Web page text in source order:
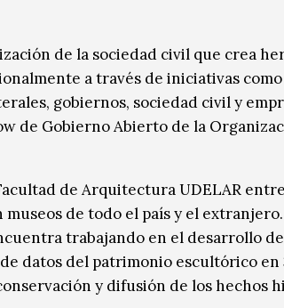
de la sociedad civil que crea
a través de iniciativas como
gobiernos, sociedad civil y
de Gobierno Abierto de la
de Arquitectura UDELAR
de todo el país y el extranjero.
trabajando en el desarrollo
datos del patrimonio escultórico en
y difusión de los hechos